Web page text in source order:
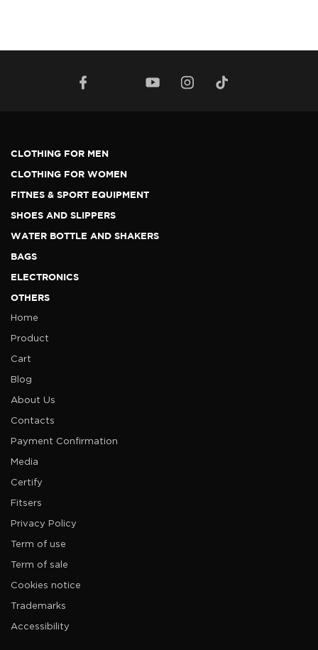
CLOTHING FOR MEN
CLOTHING FOR WOMEN
FITNES & SPORT EQUIPMENT
SHOES AND SLIPPERS
WATER BOTTLE AND SHAKERS
BAGS
ELECTRONICS
OTHERS
Home
Product
Cart
Blog
About Us
Contacts
Payment Confirmation
Media
Certify
Fitsers
Privacy Policy
Term of use
Term of sale
Cookies notice
Trademarks
Accessibility